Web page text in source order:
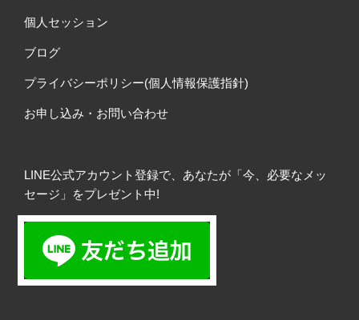
個人セッション
ブログ
プライバシーポリシー(個人情報保護指針)
お申し込み・お問い合わせ
LINE公式アカウント登録で、あなたが「今、必要なメッ
セージ」をプレゼント中!